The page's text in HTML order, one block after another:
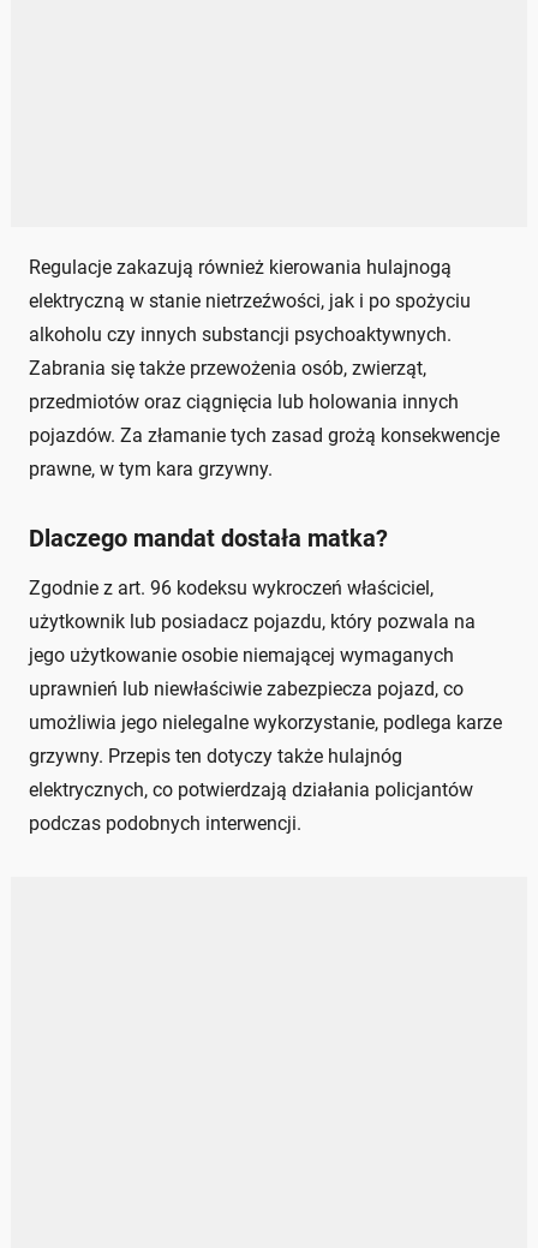
Regulacje zakazują również kierowania hulajnogą
elektryczną w stanie nietrzeźwości, jak i po spożyciu
alkoholu czy innych substancji psychoaktywnych.
Zabrania się także przewożenia osób, zwierząt,
przedmiotów oraz ciągnięcia lub holowania innych
pojazdów. Za złamanie tych zasad grożą konsekwencje
prawne, w tym kara grzywny.
Dlaczego mandat dostała matka?
Zgodnie z art. 96 kodeksu wykroczeń właściciel,
użytkownik lub posiadacz pojazdu, który pozwala na
jego użytkowanie osobie niemającej wymaganych
uprawnień lub niewłaściwie zabezpiecza pojazd, co
umożliwia jego nielegalne wykorzystanie, podlega karze
grzywny. Przepis ten dotyczy także hulajnóg
elektrycznych, co potwierdzają działania policjantów
podczas podobnych interwencji.